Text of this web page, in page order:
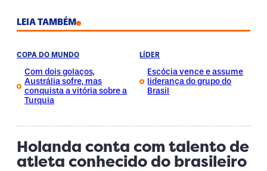
LEIA TAMBÉM
COPA DO MUNDO
Com dois golaços,
Austrália sofre, mas
conquista a vitória sobre a
Turquia
LÍDER
Escócia vence e assume
liderança do grupo do
Brasil
Holanda conta com talento de
atleta conhecido do brasileiro